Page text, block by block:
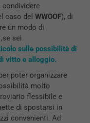
condividere
caso del WWOOF), di
un modo di
sei
sulle possibilità di
vitto e alloggio.
poter organizzare
molto
flessibile e
di spostarsi in
convenienti. Ad